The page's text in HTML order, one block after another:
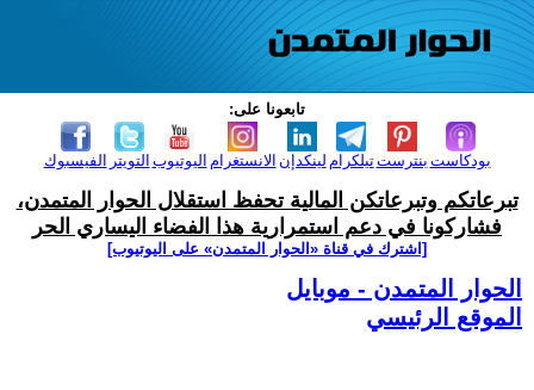
تابعونا على:
الفيسبوك التويتر اليوتيوب الانستغرام لينكدإن تيلكرامبنترست بودكاست
تبرعاتكم وتبرعاتكن المالية تحفظ استقلال الحوار المتمدن،
فشاركونا في دعم استمرارية هذا الفضاء اليساري الحر
[اشترك في قناة ‫«الحوار المتمدن» على اليوتيوب]
الحوار المتمدن - موبايل
الموقع الرئيسي